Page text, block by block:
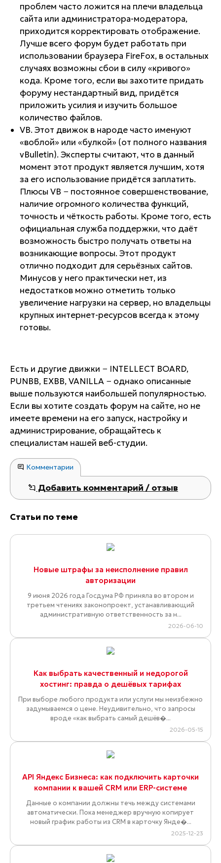
проблем часто ложится на плечи владельца
сайта или администратора-модератора,
приходится корректировать отображение.
Лучше всего форум будет работать при
использовании браузера FireFox, в остальных
случаях возможны сбои в силу «кривого»
кода. Кроме того, если вы захотите придать
форуму нестандартный вид, придётся
приложить усилия и изучить большое
количество файлов.
VB. Этот движок в народе часто именуют
«воблой» или «булкой» (от полного названия
vBulletin). Эксперты считают, что в данный
момент этот продукт является лучшим, хотя
за его использование придётся заплатить.
Плюсы VB − постоянное совершенствование,
наличие огромного количества функций,
точность и чёткость работы. Кроме того, есть
официальная служба поддержки, что даёт
возможность быстро получать ответы на
возникающие вопросы. Этот продукт
отлично подходит для серьёзных сайтов.
Минусов у него практически нет, из
недостатков можно отметить только
увеличение нагрузки на сервер, но владельцы
крупных интернет-ресурсов всегда к этому
готовы.
Есть и другие движки − INTELLECT BOARD,
PUNBB, EXBB, VANILLA − однако описанные
выше пользуются наибольшей популярностью.
Если вы хотите создать форум на сайте, но не
имеете времени на его запуск, настройку и
администрирование, обращайтесь к
специалистам нашей веб-студии.
Комментарии
Добавить комментарий / отзыв
Статьи по теме
Новые штрафы за неисполнение правил
авторизации
9 июня 2026 года Госдума РФ приняла во втором и
третьем чтениях законопроект, устанавливающий
административную ответственность за н...
2026-06-10
Как выбрать качественный и недорогой
хостинг: правда о дешёвых тарифах
При выборе любого продукта или услуги мы неизбежно
задумываемся о цене. Неудивительно, что запросы
вроде «как выбрать самый дешёв�...
2026-05-15
API Яндекс Бизнеса: как подключить карточки
компании к вашей CRM или ERP-системе
Данные о компании должны течь между системами
автоматически. Пока менеджер вручную копирует
новый график работы из CRM в карточку Янде�...
2025-12-23